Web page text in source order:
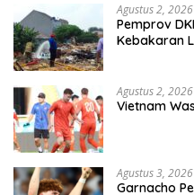
Agustus 2, 2026
Pemprov
Kebakaran
Agustus 2, 2026
Vietnam
Agustus 3, 2026
Garnacho